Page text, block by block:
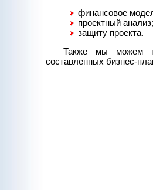
финансовое
проектный анализ;
защиту проекта.
Также мы можем
составленных бизнес-